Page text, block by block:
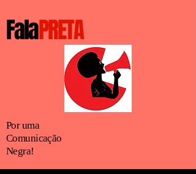
FalaPRETA
Por uma
Comunicação
Negra!